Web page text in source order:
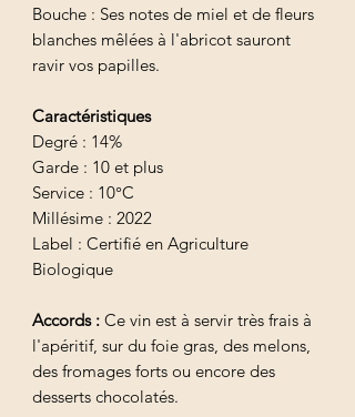
Bouche : Ses notes de miel et de fleurs
blanches mêlées à l'abricot sauront
ravir vos papilles.
Caractéristiques
Degré : 14%
Garde : 10 et plus
Service : 10°C
Millésime : 2022
Label : Certifié en Agriculture
Biologique
Accords : Ce vin est à servir très frais à
l'apéritif, sur du foie gras, des melons,
des fromages forts ou encore des
desserts chocolatés.